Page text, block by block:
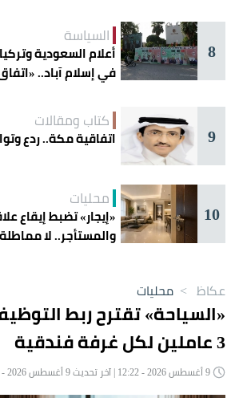
8
السياسة
أعلام السعودية
في إسلام آباد..
9
كتاب ومقالات
اتفاقية مكة.. ردع
10
محليات
«إيجار» تضبط إيقاع
والمستأجر.. لا
عكاظ > محليات
«السياحة» تقترح ربط
3 عاملين لكل غرفة فندقية